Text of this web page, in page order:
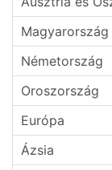
Magyarország
Németország
Oroszország
Európa
Ázsia